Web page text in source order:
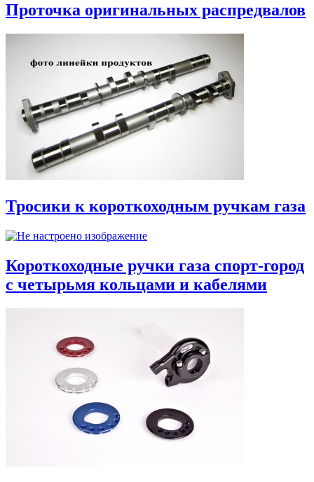
Проточка оригинальных распредвалов
Тросики к короткоходным ручкам газа
Короткоходные ручки газа спорт-город
с четырьмя кольцами и кабелями